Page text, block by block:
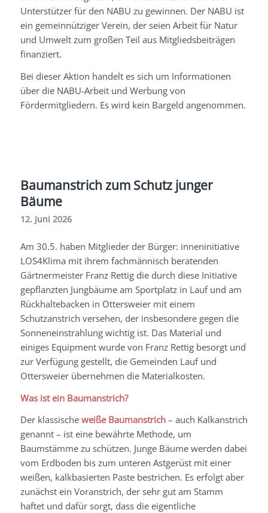
Unterstützer für den NABU zu gewinnen. Der NABU ist
ein gemeinnütziger Verein, der seien Arbeit für Natur
und Umwelt zum großen Teil aus Mitgliedsbeiträgen
finanziert.
Bei dieser Aktion handelt es sich um Informationen
über die NABU-Arbeit und Werbung von
Fördermitgliedern. Es wird kein Bargeld angenommen.
Baumanstrich zum Schutz junger
Bäume
12. Juni 2026
Am 30.5. haben Mitglieder der Bürger: inneninitiative
LOS4Klima mit ihrem fachmännisch beratenden
Gärtnermeister Franz Rettig die durch diese Initiative
gepflanzten Jungbäume am Sportplatz in Lauf und am
Rückhaltebacken in Ottersweier mit einem
Schutzanstrich versehen, der insbesondere gegen die
Sonneneinstrahlung wichtig ist. Das Material und
einiges Equipment wurde von Franz Rettig besorgt und
zur Verfügung gestellt, die Gemeinden Lauf und
Ottersweier übernehmen die Materialkosten.
Was ist ein Baumanstrich?
Der klassische weiße Baumanstrich– auch Kalkanstrich
genannt – ist eine bewährte Methode, um
Baumstämme zu schützen. Junge Bäume werden dabei
vom Erdboden bis zum unteren Astgerüst mit einer
weißen, kalkbasierten Paste bestrichen. Es erfolgt aber
zunächst ein Voranstrich, der sehr gut am Stamm
haftet und dafür sorgt, dass die eigentliche